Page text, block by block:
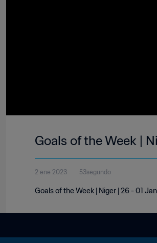
Goals of the Week |
2 ene 2023 53segundo
Goals of the Week | Niger | 26 - 01